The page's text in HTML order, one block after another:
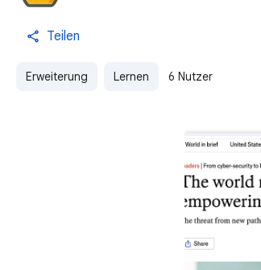
Teilen
Erweiterung Lernen 6 Nutzer